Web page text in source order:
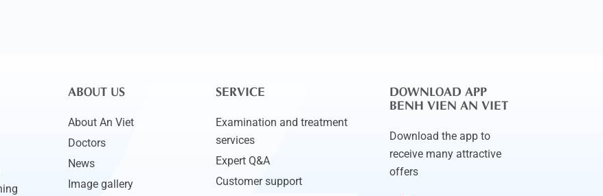
ABOUT US
About An Viet
Doctors
News
Image gallery
SERVICE
Examination and treatment
services
Expert Q&A
Customer support
DOWNLOAD APP
BENH VIEN AN VIET
Download the app to
receive many attractive
offers